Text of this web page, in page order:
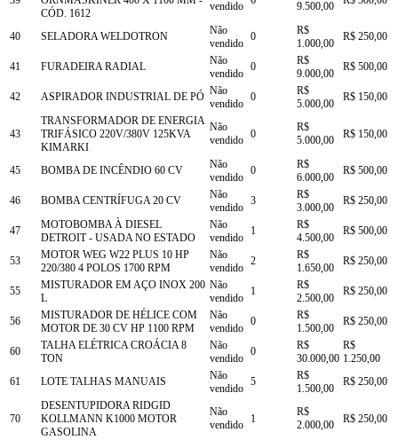
CÓD. 1612
vendido 9.500,00
40 SELADORA WELDOTRON
Não
vendido
0
R$
1.000,00
R$ 250,00
41 FURADEIRA RADIAL
Não
vendido
0
R$
9.000,00
R$ 500,00
42 ASPIRADOR INDUSTRIAL DE PÓ Não
vendido
0
R$
5.000,00
R$ 150,00
43
TRANSFORMADOR DE ENERGIA
TRIFÁSICO 220V/380V 125KVA
KIMARKI
Não
vendido 0
R$
5.000,00
R$ 150,00
45 BOMBA DE INCÊNDIO 60 CV
Não
vendido
0
R$
6.000,00
R$ 500,00
46 BOMBA CENTRÍFUGA 20 CV
Não
vendido
3
R$
3.000,00
R$ 250,00
47
MOTOBOMBA À DIESEL
DETROIT - USADA NO ESTADO
Não
vendido
1
R$
4.500,00
R$ 500,00
53
MOTOR WEG W22 PLUS 10 HP
220/380 4 POLOS 1700 RPM
Não
vendido
2
R$
1.650,00
R$ 250,00
55
MISTURADOR EM AÇO INOX 200
L
Não
vendido
1
R$
2.500,00
R$ 250,00
56
MISTURADOR DE HÉLICE COM
MOTOR DE 30 CV HP 1100 RPM
Não
vendido
0
R$
1.500,00
R$ 250,00
60
TALHA ELÉTRICA CROÁCIA 8
TON
Não
vendido
0
R$
30.000,00
R$
1.250,00
61
LOTE TALHAS MANUAIS
Não
vendido
5
R$
1.500,00
R$ 250,00
70
DESENTUPIDORA RIDGID
KOLLMANN K1000 MOTOR
GASOLINA
Não
vendido
1
R$
2.000,00
R$ 250,00